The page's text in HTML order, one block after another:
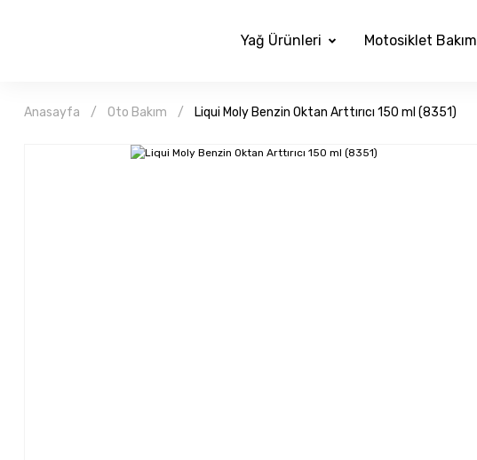
Yağ Ürünleri Motosiklet Bakım
Anasayfa Oto Bakım Liqui Moly Benzin Oktan Arttırıcı 150 ml (8351)